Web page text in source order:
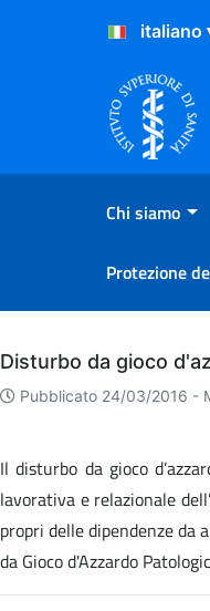
Salta al Contenuto
Salta al Footer
Chi siamo
Protezione
Archivio
Disturbo da gioco
Pubblicato 24/03/2016 -
Il disturbo da gioco
lavorativa e relazionale
propri delle dipendenze da
da Gioco d'Azzardo